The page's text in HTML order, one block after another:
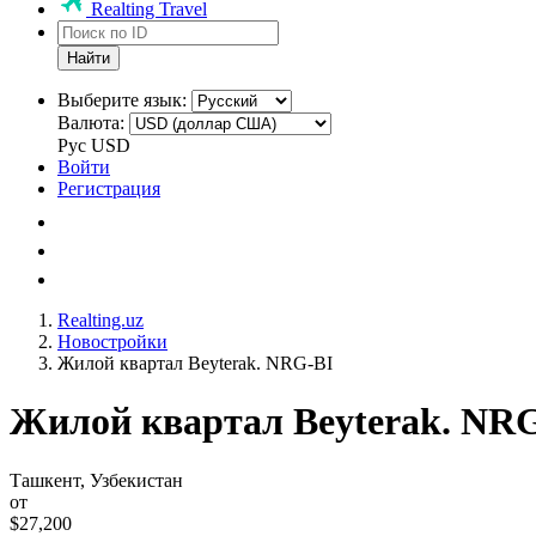
Realting Travel
Найти
Выберите язык:
Валюта:
Рус USD
Войти
Регистрация
Realting.uz
Новостройки
Жилой квартал Beyterak. NRG-BI
Жилой квартал Beyterak.
Ташкент, Узбекистан
от
$27,200